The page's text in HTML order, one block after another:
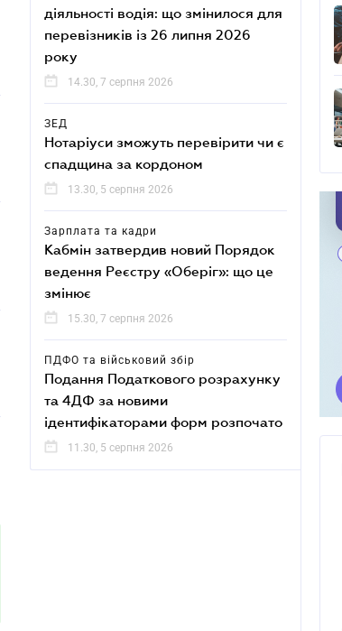
діяльності водія: що змінилося для
перевізників із 26 липня 2026
року
14.30, 7 серпня 2026
ЗЕД
Нотаріуси зможуть перевірити чи є
спадщина за кордоном
13.30, 5 серпня 2026
Зарплата та кадри
Кабмін затвердив новий Порядок
ведення Реєстру «Оберіг»: що це
змінює
15.30, 7 серпня 2026
ПДФО та військовий збір
Подання Податкового розрахунку
та 4ДФ за новими
ідентифікаторами форм розпочато
11.30, 5 серпня 2026